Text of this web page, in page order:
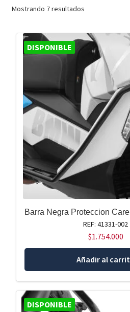
Mostrando 7 resultados
DISPONIBLE
Barra Negra Proteccion
REF: 41331-002
$1.754.000
Añadir al
DISPONIBLE